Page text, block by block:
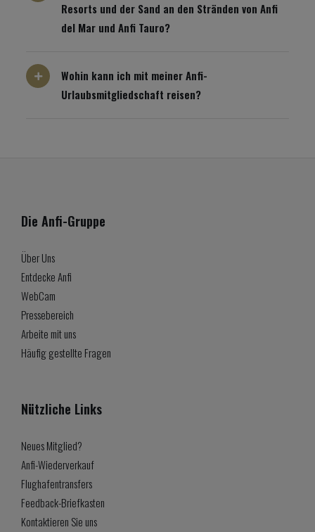
Resorts und der Sand an den Stränden von Anfi
del Mar und Anfi Tauro?
Wohin kann ich mit meiner Anfi-
Urlaubsmitgliedschaft reisen?
Die Anfi-Gruppe
Über Uns
Entdecke Anfi
WebCam
Pressebereich
Arbeite mit uns
Häufig gestellte Fragen
Nützliche Links
Neues Mitglied?
Anfi-Wiederverkauf
Flughafentransfers
Feedback-Briefkasten
Kontaktieren Sie uns